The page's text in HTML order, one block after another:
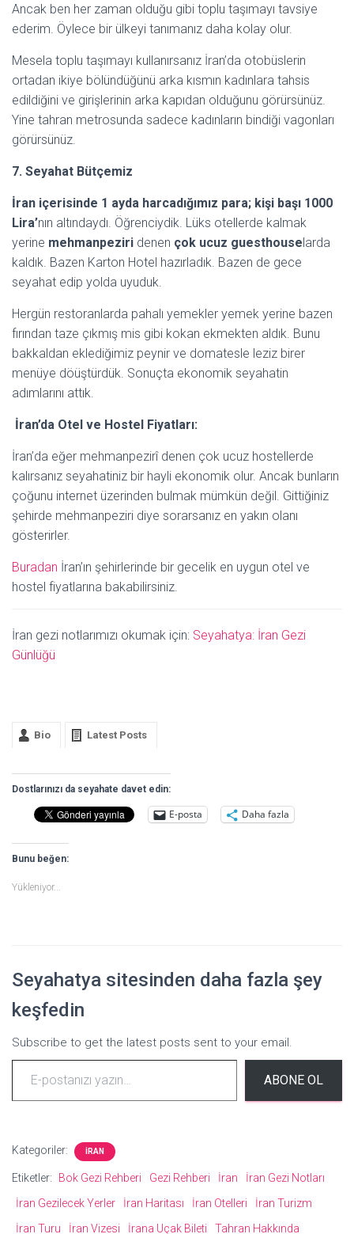
Ancak ben her zaman olduğu gibi toplu taşımayı tavsiye
ederim. Öylece bir ülkeyi tanımanız daha kolay olur.
Mesela toplu taşımayı kullanırsanız İran’da otobüslerin
ortadan ikiye bölündüğünü arka kısmın kadınlara tahsis
edildiğini ve girişlerinin arka kapıdan olduğunu görürsünüz.
Yine tahran metrosunda sadece kadınların bindiği vagonları
görürsünüz.
7. Seyahat Bütçemiz
İran içerisinde 1 ayda harcadığımız para; kişi başı 1000
Lira’nın altındaydı. Öğrenciydik. Lüks otellerde kalmak
yerine mehmanpeziri denen çok ucuz guesthouselarda
kaldık. Bazen Karton Hotel hazırladık. Bazen de gece
seyahat edip yolda uyuduk.
Hergün restoranlarda pahalı yemekler yemek yerine bazen
fırından taze çıkmış mis gibi kokan ekmekten aldık. Bunu
bakkaldan eklediğimiz peynir ve domatesle leziz birer
menüye döüştürdük. Sonuçta ekonomik seyahatin
adımlarını attık.
İran’da Otel ve Hostel Fiyatları:
İran’da eğer mehmanpezirî denen çok ucuz hostellerde
kalırsanız seyahatiniz bir hayli ekonomik olur. Ancak bunların
çoğunu internet üzerinden bulmak mümkün değil. Gittiğiniz
şehirde mehmanpeziri diye sorarsanız en yakın olanı
gösterirler.
Buradan İran’ın şehirlerinde bir gecelik en uygun otel ve
hostel fiyatlarına bakabilirsiniz.
İran gezi notlarımızı okumak için: Seyahatya: İran Gezi
Günlüğü
Bio Latest Posts
Dostlarınızı da seyahate davet edin:
E-posta Daha fazla
Bunu beğen:
Yükleniyor...
Seyahatya sitesinden daha fazla şey
keşfedin
Subscribe to get the latest posts sent to your email.
ABONE OL
Kategoriler: İRAN
Etiketler: Bok Gezi Rehberi Gezi Rehberi İran
İran Gezi Notları
İran Gezilecek Yerler
İran Haritası İran Otelleri
İran Turizm
İran Turu
İran Vizesi İrana Uçak Bileti Tahran Hakkında